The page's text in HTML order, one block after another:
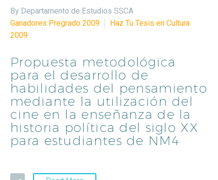
By Departamento de Estudios SSCA
Ganadores Pregrado 2009
Haz Tu Tesis en Cultura
2009
Propuesta metodológica
para el desarrollo de
habilidades del pensamiento
mediante la utilización del
cine en la enseñanza de la
historia política del siglo XX
para estudiantes de NM4